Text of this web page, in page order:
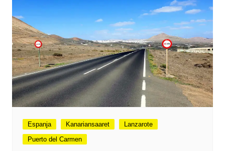
Espanja Kanariansaaret
Lanzarote
Puerto del Carmen